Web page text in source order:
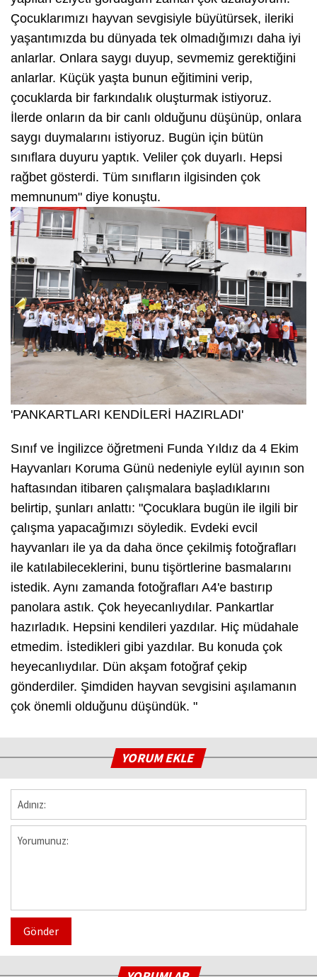
Çocuklarımızı hayvan sevgisiyle büyütürsek, ileriki
yaşantımızda bu dünyada tek olmadığımızı daha iyi
anlarlar. Onlara saygı duyup, sevmemiz gerektiğini
anlarlar. Küçük yaşta bunun eğitimini verip,
çocuklarda bir farkındalık oluşturmak istiyoruz.
İlerde onların da bir canlı olduğunu düşünüp, onlara
saygı duymalarını istiyoruz. Bugün için bütün
sınıflara duyuru yaptık. Veliler çok duyarlı. Hepsi
rağbet gösterdi. Tüm sınıfların ilgisinden çok
memnunum" diye konuştu.
'PANKARTLARI KENDİLERİ HAZIRLADI'
Sınıf ve İngilizce öğretmeni Funda Yıldız da 4 Ekim
Hayvanları Koruma Günü nedeniyle eylül ayının son
haftasından itibaren çalışmalara başladıklarını
belirtip, şunları anlattı: "Çocuklara bugün ile ilgili bir
çalışma yapacağımızı söyledik. Evdeki evcil
hayvanları ile ya da daha önce çekilmiş fotoğrafları
ile katılabileceklerini, bunu tişörtlerine basmalarını
istedik. Aynı zamanda fotoğrafları A4'e bastırıp
panolara astık. Çok heyecanlıydılar. Pankartlar
hazırladık. Hepsini kendileri yazdılar. Hiç müdahale
etmedim. İstedikleri gibi yazdılar. Bu konuda çok
heyecanlıydılar. Dün akşam fotoğraf çekip
gönderdiler. Şimdiden hayvan sevgisini aşılamanın
çok önemli olduğunu düşündük. "
YORUM EKLE
Gönder